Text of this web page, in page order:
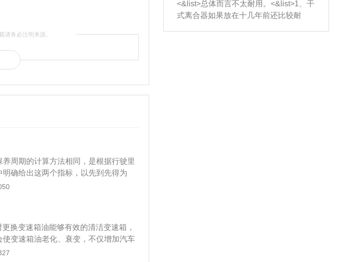
请务必注明来源。
周期的计算方法相同，是根据行驶里
确给出这两个指标，以先到先得为
油时间没有明确标注，一般是按照每
。2.长时间不更换变速箱油会导致变
，还会缩短变速箱的使用寿命。3.长
变得颗粒感，堵塞油路，拉伤阀体，
响应慢，换挡冲击大。变速箱的换油
箱的放油螺丝，慢慢放油，差不多的
换变速箱油能够有效的清洁变速箱，
变速箱油老化、衰变，不仅增加汽车
主及时更换。奥迪a4l是奥迪旗下一款
能够得到解决。
象，机油粘度过小具有很好的流动性，
裂，破裂后会出现漏油现象，使半轴磨
损严重，磨损的半轴容易损坏，产生异
响；<&list>3.稳定器的转向胶套和球头
<&list>总体而言不太耐用。<&list>1、干
式离合器如果放在十几年前还比较耐